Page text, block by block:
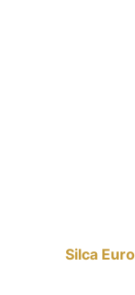
Silca